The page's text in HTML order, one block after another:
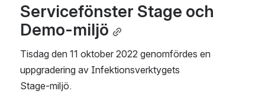
Servicefönster Stage och
Demo-miljö
Tisdag den 11 oktober 2022 genomfördes en
uppgradering av Infektionsverktygets
Stage-miljö.